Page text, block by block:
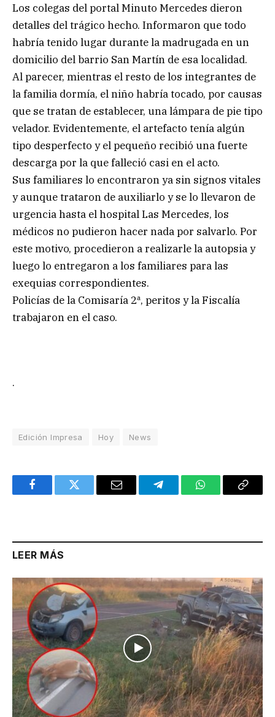
Los colegas del portal Minuto Mercedes dieron
detalles del trágico hecho. Informaron que todo
habría tenido lugar durante la madrugada en un
domicilio del barrio San Martín de esa localidad.
Al parecer, mientras el resto de los integrantes de
la familia dormía, el niño habría tocado, por causas
que se tratan de establecer, una lámpara de pie tipo
velador. Evidentemente, el artefacto tenía algún
tipo desperfecto y el pequeño recibió una fuerte
descarga por la que falleció casi en el acto.
Sus familiares lo encontraron ya sin signos vitales
y aunque trataron de auxiliarlo y se lo llevaron de
urgencia hasta el hospital Las Mercedes, los
médicos no pudieron hacer nada por salvarlo. Por
este motivo, procedieron a realizarle la autopsia y
luego lo entregaron a los familiares para las
exequias correspondientes.
Policías de la Comisaría 2ª, peritos y la Fiscalía
trabajaron en el caso.
.
Edición Impresa Hoy News
FacebookTwitter Email TelegramWhatsAppCopy
LEER MÁS